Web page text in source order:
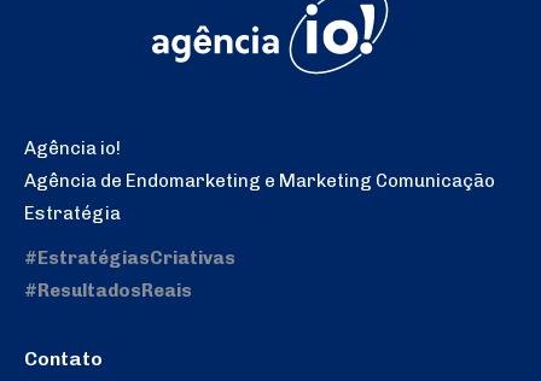
Agência io!
Agência de Endomarketing e Marketing Comunicação
Estratégia
#EstratégiasCriativas
#ResultadosReais
Contato